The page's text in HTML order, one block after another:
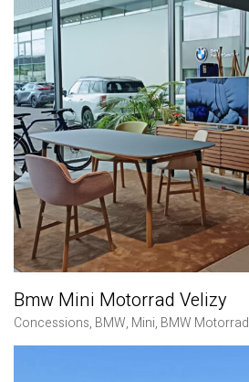
Bmw Mini Motorrad Velizy
Concessions, BMW, Mini, BMW Motorrad